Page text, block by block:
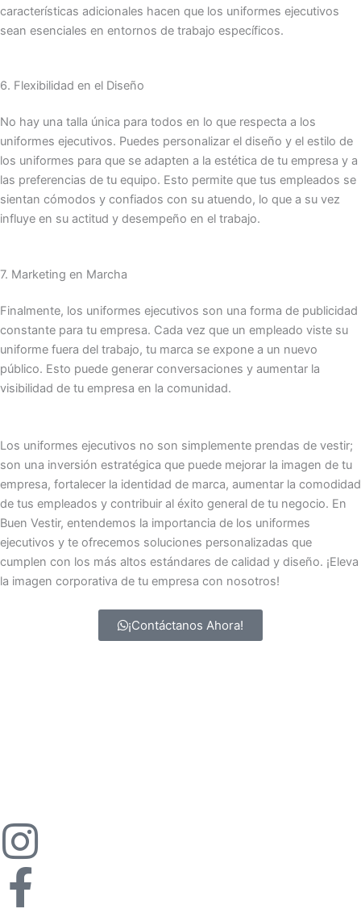
características adicionales hacen que los uniformes ejecutivos
sean esenciales en entornos de trabajo específicos.
6. Flexibilidad en el Diseño
No hay una talla única para todos en lo que respecta a los
uniformes ejecutivos. Puedes personalizar el diseño y el estilo de
los uniformes para que se adapten a la estética de tu empresa y a
las preferencias de tu equipo. Esto permite que tus empleados se
sientan cómodos y confiados con su atuendo, lo que a su vez
influye en su actitud y desempeño en el trabajo.
7. Marketing en Marcha
Finalmente, los uniformes ejecutivos son una forma de publicidad
constante para tu empresa. Cada vez que un empleado viste su
uniforme fuera del trabajo, tu marca se expone a un nuevo
público. Esto puede generar conversaciones y aumentar la
visibilidad de tu empresa en la comunidad.
Los uniformes ejecutivos no son simplemente prendas de vestir;
son una inversión estratégica que puede mejorar la imagen de tu
empresa, fortalecer la identidad de marca, aumentar la comodidad
de tus empleados y contribuir al éxito general de tu negocio. En
Buen Vestir, entendemos la importancia de los uniformes
ejecutivos y te ofrecemos soluciones personalizadas que
cumplen con los más altos estándares de calidad y diseño. ¡Eleva
la imagen corporativa de tu empresa con nosotros!
¡Contáctanos Ahora!